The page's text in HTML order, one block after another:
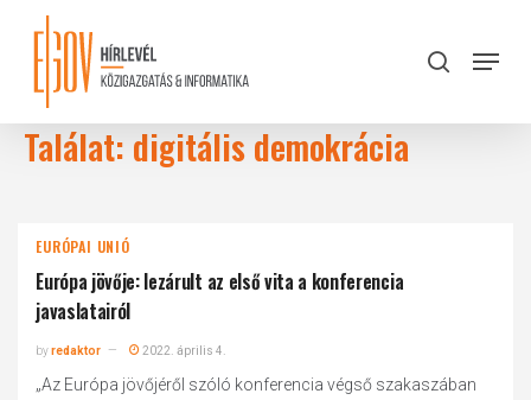
content
search
Menu
Találat: digitális demokrácia
EURÓPAI UNIÓ
Európa jövője: lezárult az első vita a konferencia
javaslatairól
byredaktor 2022. április 4.
„Az Európa jövőjéről szóló konferencia végső szakaszában
Close